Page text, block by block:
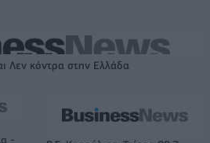
Λεν κόντρα στην Ελλάδα
-